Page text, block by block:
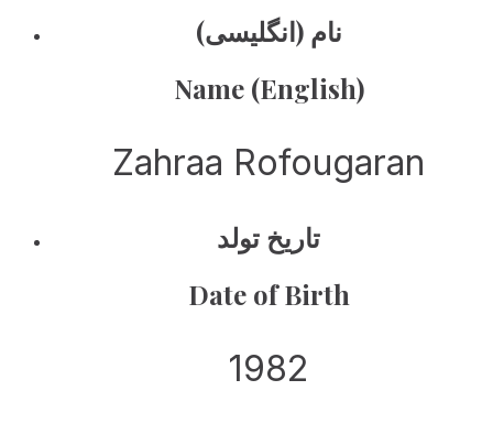
نام (انگلیسی)
Name (English)
Zahraa Rofougaran
تاریخ تولد
Date of Birth
1982